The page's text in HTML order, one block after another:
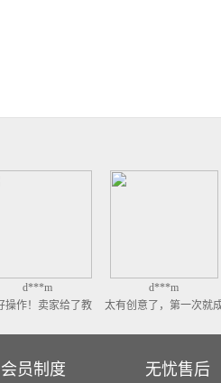
d***m
太有创意了，第一次就成
d***m
出差技师很专业，
会员制度 无忧售后